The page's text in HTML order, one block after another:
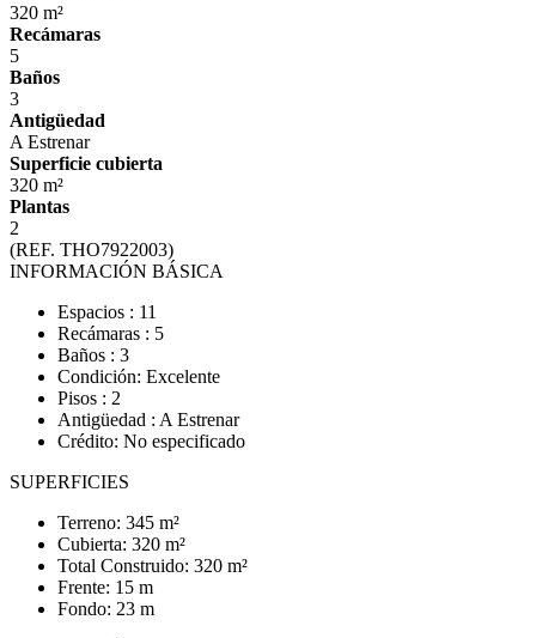
320 m²
Recámaras
5
Baños
3
Antigüedad
A Estrenar
Superficie cubierta
320 m²
Plantas
2
(REF. THO7922003)
INFORMACIÓN BÁSICA
Espacios : 11
Recámaras : 5
Baños : 3
Condición: Excelente
Pisos : 2
Antigüedad : A Estrenar
Crédito: No especificado
SUPERFICIES
Terreno: 345 m²
Cubierta: 320 m²
Total Construido: 320 m²
Frente: 15 m
Fondo: 23 m